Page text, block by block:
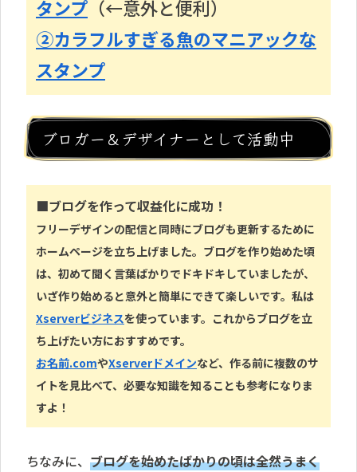
タンプ （←意外と便利）
②カラフルすぎる魚のマニアックな
スタンプ
ブロガー＆デザイナーとして活動中
■ブログを作って収益化に成功！
フリーデザインの配信と同時にブログも更新するために
ホームページを立ち上げました。ブログを作り始めた頃
は、初めて聞く言葉ばかりでドキドキしていましたが、
いざ作り始めると意外と簡単にできて楽しいです。 私は
Xserverビジネスを使っています。 これからブログを立
ち上げたい方におすすめです。
お名前.comやXserverドメインなど、作る前に複数のサ
イトを見比べて、必要な知識を知ることも参考になりま
すよ ！
ちなみに、 ブログを始めたばかりの頃は全然うまく